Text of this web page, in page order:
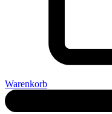
Warenkorb